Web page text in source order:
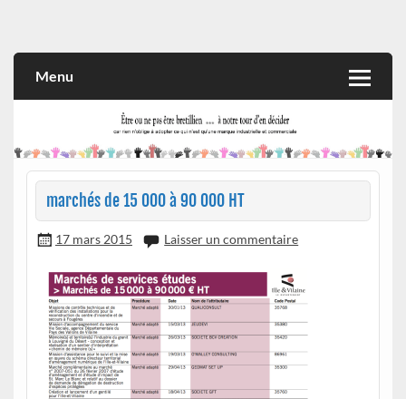
et commerciale
Menu
marchés de 15 000 à 90 000 HT
17 mars 2015 Laisser un commentaire